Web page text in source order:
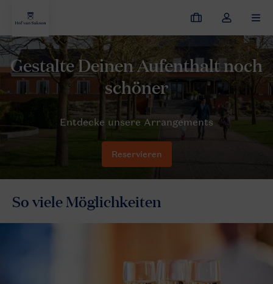
Meine
Buchungen
Dropdown-
Menü
meines
Kontos
Hof van Saksen Arrangements
Reservieren
So viele Möglichkeiten